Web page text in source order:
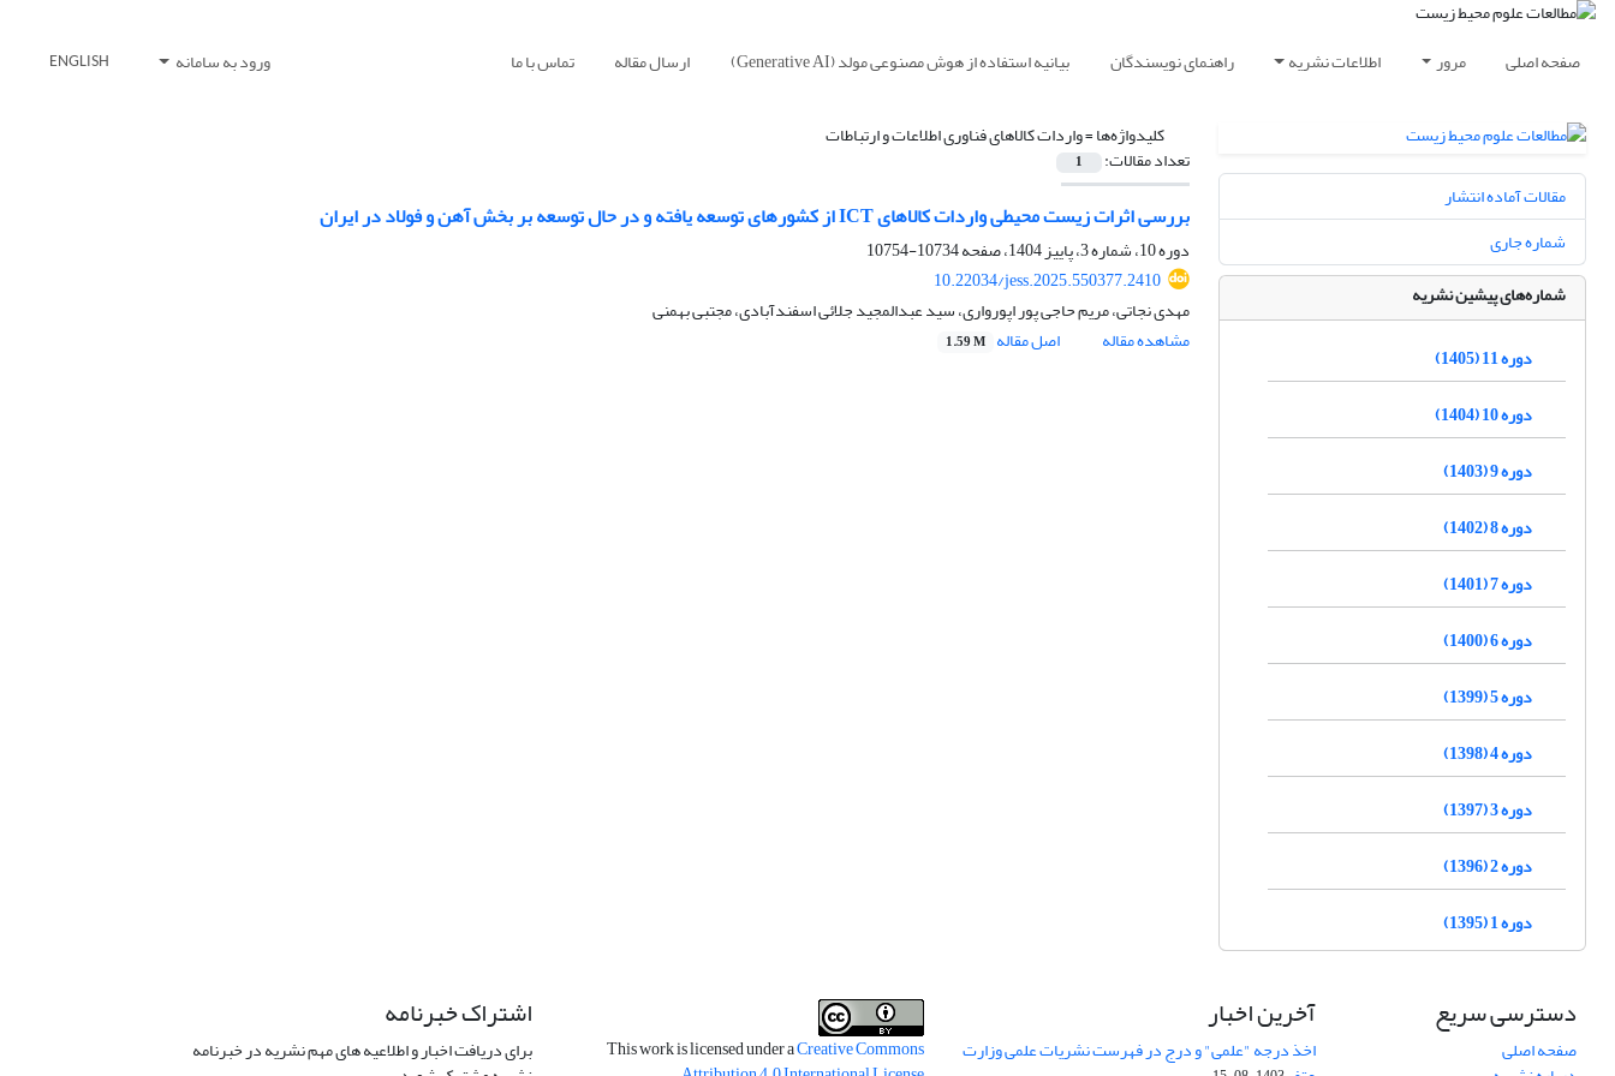
صفحه اصلی مرور اطلاعات نشریه راهنمای نویسندگان بیانیه استفاده از هوش مصنوعی مولد (Generative AI) ارسال مقاله تماس با ما ورود به سامانه ENGLISH
کلیدواژه‌ها =واردات کالاهای فناوری اطلاعات و ارتباطات
تعداد مقالات: 1
بررسی اثرات زیست محیطی واردات کالاهای ICT از کشورهای توسعه یافته و در حال توسعه بر بخش آهن و فولاد در ایران
دوره 10، شماره 3، پاییز 1404، صفحه
10734-10754
10.22034/jess.2025.550377.2410
مهدی نجاتی، مریم حاجی پور اپورواری، سید عبدالمجید جلائی اسفندآبادی، مجتبی بهمنی
مشاهده مقاله
اصل مقاله 1.59 M
مقالات آماده انتشار
شماره جاری
شماره‌های پیشین نشریه
دوره 11 (1405)
دوره 10 (1404)
دوره 9 (1403)
دوره 8 (1402)
دوره 7 (1401)
دوره 6 (1400)
دوره 5 (1399)
دوره 4 (1398)
دوره 3 (1397)
دوره 2 (1396)
دوره 1 (1395)
دسترسی سریع
صفحه اصلی
آخرین اخبار
اخذ درجه "علمی" و درج در فهرست نشریات علمی وزارت This work is licensed under aCreative Commons
اشتراک خبرنامه
برای دریافت اخبار و اطلاعیه های مهم نشریه در خبرنامه